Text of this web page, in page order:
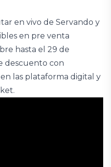
en vivo de Servando y
en pre venta
hasta el 29 de
descuento con
las plataforma digital y